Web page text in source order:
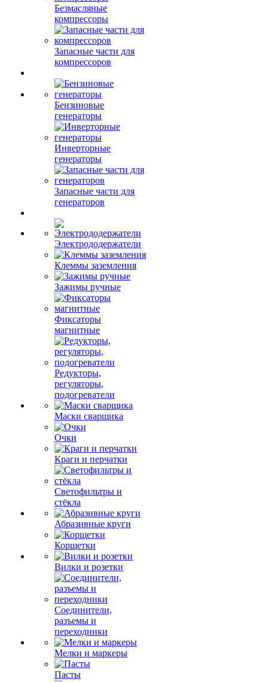
Безмасляные
компрессоры
Запасные части для
компрессоров
Бензиновые
генераторы
Инверторные
генераторы
Запасные части для
генераторов
Электрододержатели
Клеммы заземления
Зажимы ручные
Фиксаторы
магнитные
Редукторы,
регуляторы,
подогреватели
Маски сварщика
Очки
Краги и перчатки
Светофильтры и
стёкла
Абразивные круги
Корщетки
Вилки и розетки
Соединители,
разъемы и
переходники
Мелки и маркеры
Пасты